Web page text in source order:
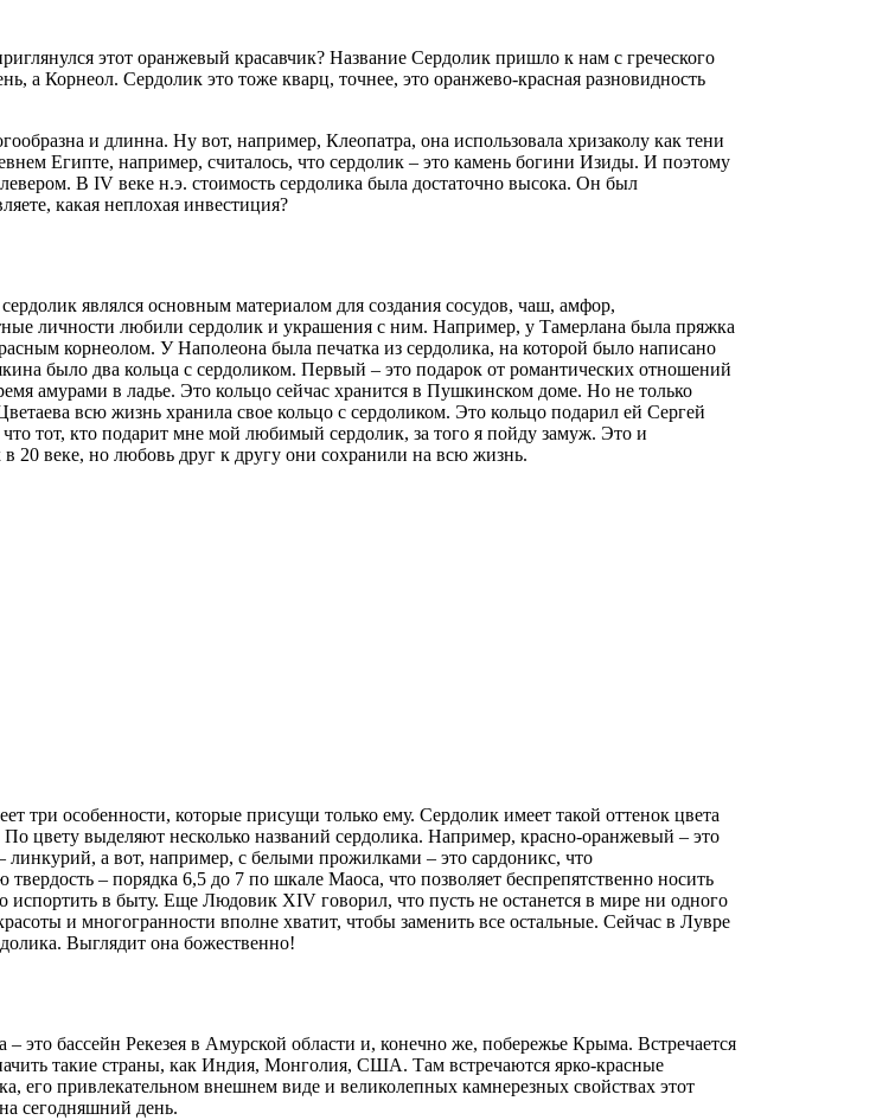
этот оранжевый красавчик? Название Сердолик пришло к нам с греческого
а Корнеол. Сердолик это тоже кварц, точнее, это оранжево-красная разновидность
и длинна. Ну вот, например, Клеопатра, она использовала хризаколу как тени
Египте, например, считалось, что сердолик – это камень богини Изиды. И поэтому
В IV веке н.э. стоимость сердолика была достаточно высока. Он был
какая неплохая инвестиция?
являлся основным материалом для создания сосудов, чаш, амфор,
личности любили сердолик и украшения с ним. Например, у Тамерлана была пряжка
корнеолом. У Наполеона была печатка из сердолика, на которой было написано
было два кольца с сердоликом. Первый – это подарок от романтических отношений
амурами в ладье. Это кольцо сейчас хранится в Пушкинском доме. Но не только
всю жизнь хранила свое кольцо с сердоликом. Это кольцо подарил ей Сергей
тот, кто подарит мне мой любимый сердолик, за того я пойду замуж. Это и
20 веке, но любовь друг к другу они сохранили на всю жизнь.
три особенности, которые присущи только ему. Сердолик имеет такой оттенок цвета
цвету выделяют несколько названий сердолика. Например, красно-оранжевый – это
а вот, например, с белыми прожилками – это сардоникс, что
– порядка 6,5 до 7 по шкале Маоса, что позволяет беспрепятственно носить
испортить в быту. Еще Людовик XIV говорил, что пусть не останется в мире ни одного
и многогранности вполне хватит, чтобы заменить все остальные. Сейчас в Лувре
Выглядит она божественно!
это бассейн Рекезея в Амурской области и, конечно же, побережье Крыма. Встречается
такие страны, как Индия, Монголия, США. Там встречаются ярко-красные
его привлекательном внешнем виде и великолепных камнерезных свойствах этот
сегодняшний день.